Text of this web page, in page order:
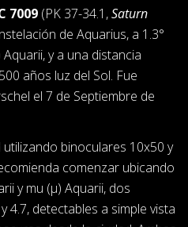
7009 (PK 37-34.1,Saturn
de Aquarius, a 1.3°
y a una distancia
años luz del Sol. Fue
el 7 de Septiembre de
binoculares 10x50 y
comenzar ubicando
y mu (μ) Aquarii, dos
4.7, detectables a simple vista